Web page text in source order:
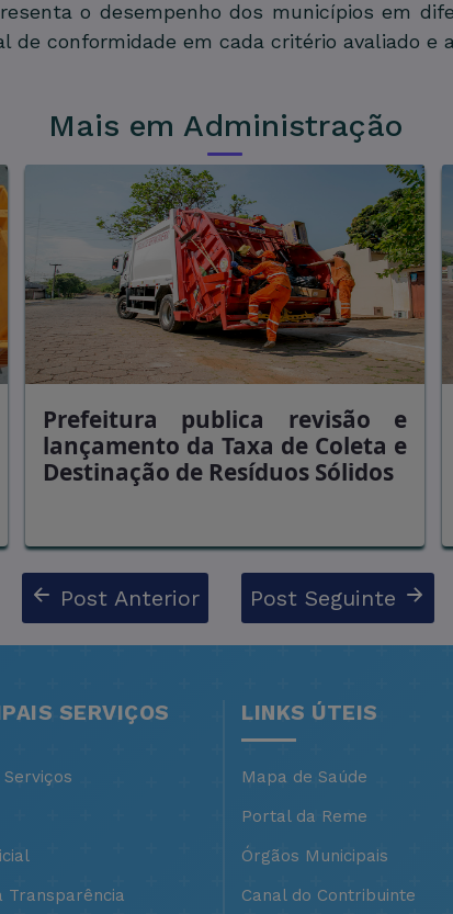
o desempenho dos municípios em
conformidade em cada critério avaliado e
Mais em Administração
Prefeitura publica revisão e
lançamento da Taxa de Coleta e
Destinação de Resíduos Sólidos
Post Anterior Post Seguinte
SERVIÇOS
Transparência
LINKS ÚTEIS
Mapa de Saúde
Portal da Reme
Órgãos Municipais
Canal do Contribuinte